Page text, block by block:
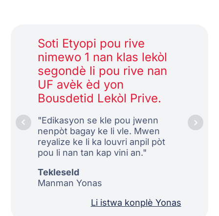
Soti Etyopi pou rive
nimewo 1 nan klas lekòl
segondè li pou rive nan
UF avèk èd yon
Bousdetid Lekòl Prive.
"Edikasyon se kle pou jwenn
nenpòt bagay ke li vle. Mwen
reyalize ke li ka louvri anpil pòt
pou li nan tan kap vini an."
Tekleseld
Manman Yonas
Li istwa konplè Yonas
sa